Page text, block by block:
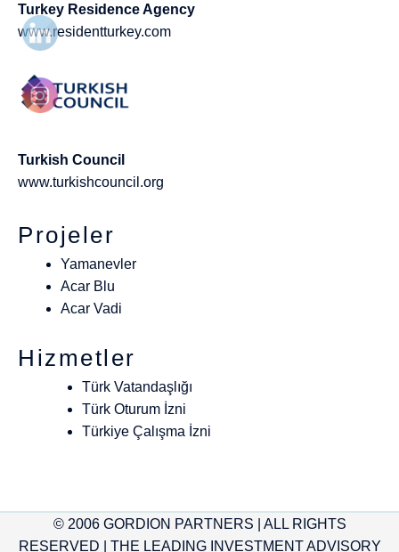
Turkey Residence Agency
www.residentturkey.com
Turkish Council
www.turkishcouncil.org
Projeler
Yamanevler
Acar Blu
Acar Vadi
Hizmetler
Türk Vatandaşlığı
Türk Oturum İzni
Türkiye Çalışma İzni
© 2006 GORDION PARTNERS | ALL RIGHTS
RESERVED | THE LEADING INVESTMENT ADVISORY